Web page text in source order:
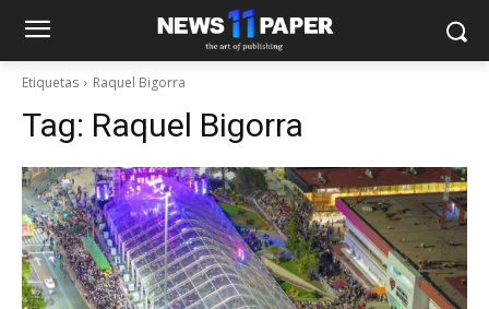
Etiquetas Raquel Bigorra
Tag: Raquel Bigorra